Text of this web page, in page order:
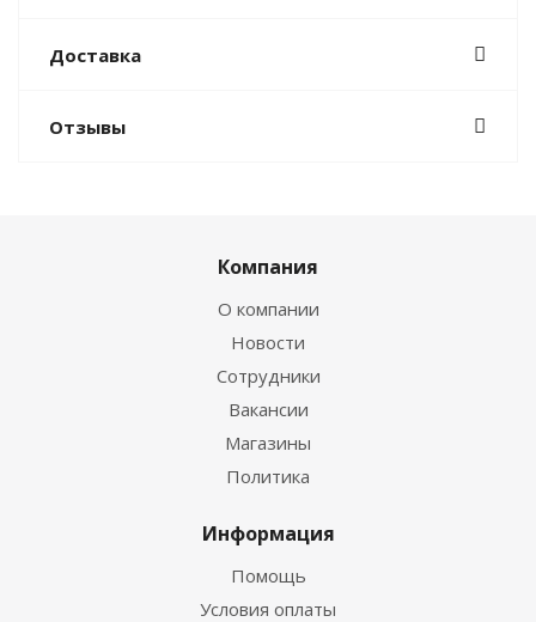
Доставка
Отзывы
Компания
О компании
Новости
Сотрудники
Вакансии
Магазины
Политика
Информация
Помощь
Условия оплаты